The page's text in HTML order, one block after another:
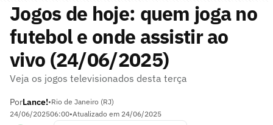
Jogos de hoje: quem joga no
futebol e onde assistir ao
vivo (24/06/2025)
Veja os jogos televisionados desta terça
PorLance!•Rio de Janeiro (RJ)
24/06/202506:00•Atualizado em 24/06/2025